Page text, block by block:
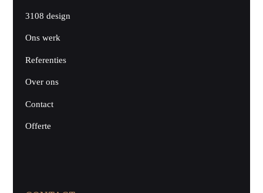
3108 design
Ons werk
Referenties
Over ons
Contact
Offerte